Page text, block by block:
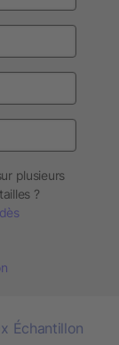
plusieurs
?
Échantillon